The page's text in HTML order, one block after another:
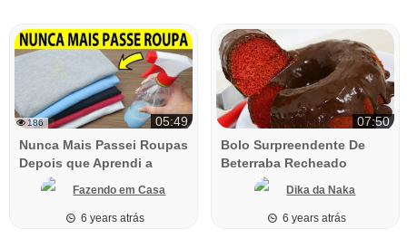
186
05:49
Nunca Mais Passei Roupas
Depois que Aprendi a
Fazer Esta Misturinha
Caseira Econômica
Fazendo em Casa
6 years atrás
07:50
Bolo Surpreendente De
Beterraba Recheado
Dika da Naka
6 years atrás